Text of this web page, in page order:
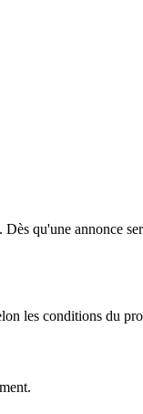
qu'une annonce
les conditions du